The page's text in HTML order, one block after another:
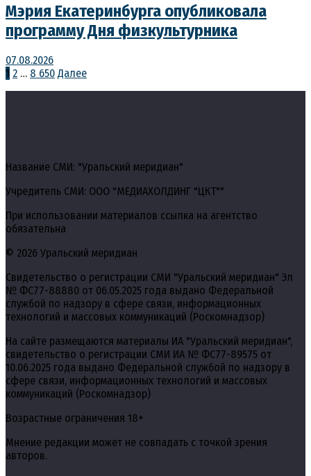
Мэрия Екатеринбурга опубликовала
программу Дня физкультурника
07.08.2026
Пагинация
1 2 … 8 650 Далее
Название СМИ: "Уральский меридиан"
Учредитель СМИ: ООО "МЕДИАХОЛДИНГ "ЦКТ""
При использовании материалов ссылка на агентство
обязательна
© 2026 Уральский меридиан
Свидетельство о регистрации СМИ "Уральский меридиан" Эл
№ ФС77-88880 от 06.05.2025 года выдано Федеральной
службой по надзору в сфере связи, информационных
технологий и массовых коммуникаций (Роскомнадзор)
На сайте размещаются материалы ИА "Уральский меридиан",
свидетельство о регистрации СМИ ИА № ФС77-89575 от
10.06.2025 года выдано Федеральной службой по надзору в
сфере связи, информационных технологий и массовых
коммуникаций (Роскомнадзор)
Возрастные ограничения 18+
Мнение редакции может не совпадать с точкой зрения
авторов.